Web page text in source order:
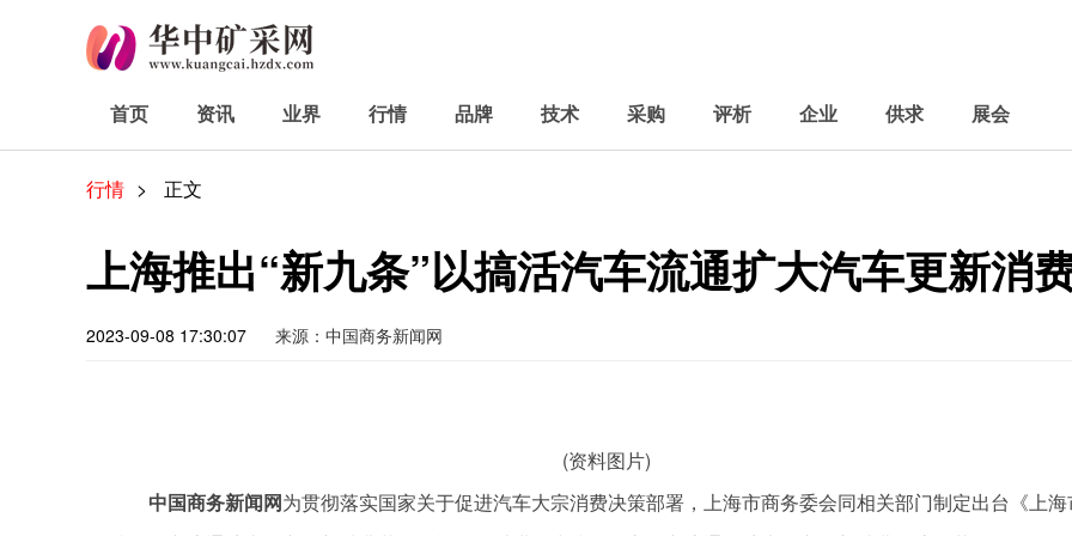
首页 资讯 业界 行情 品牌 技术 采购 评析 企业 供求 展会
行情 > 正文
上海推出“新九条”以搞活汽车流通扩大汽车更新消
2023-09-08 17:30:07 来源：中国商务新闻网
(资料图片)
中国商务新闻网为贯彻落实国家关于促进汽车大宗消费决策部署，上海市商务委会同相关部门制定出台《上